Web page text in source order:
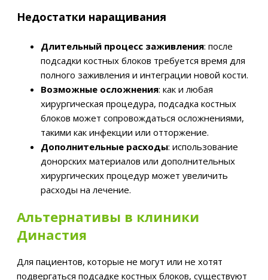
Недостатки наращивания
Длительный процесс заживления: после
подсадки костных блоков требуется время для
полного заживления и интеграции новой кости.
Возможные осложнения: как и любая
хирургическая процедура, подсадка костных
блоков может сопровождаться осложнениями,
такими как инфекции или отторжение.
Дополнительные расходы: использование
донорских материалов или дополнительных
хирургических процедур может увеличить
расходы на лечение.
Альтернативы в клиники
Династия
Для пациентов, которые не могут или не хотят
подвергаться подсадке костных блоков, существуют